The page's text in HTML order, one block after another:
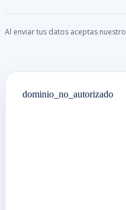
Al enviar tus datos aceptas nuestro
dominio_no_autorizado